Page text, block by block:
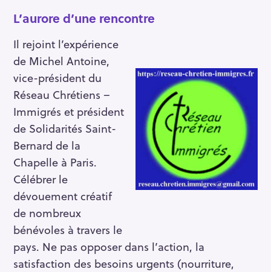
L’aurore d’une rencontre
Il rejoint l’expérience
de Michel Antoine,
vice-président du
Réseau Chrétiens –
Immigrés et président
de Solidarités Saint-
Bernard de la
Chapelle à Paris.
Célébrer le
dévouement créatif
de nombreux
bénévoles à travers le
pays. Ne pas opposer dans l’action, la
satisfaction des besoins urgents (nourriture,